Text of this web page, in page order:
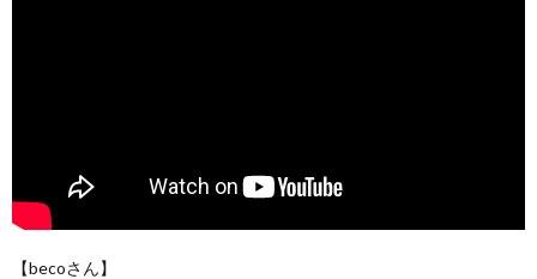
【becoさん】